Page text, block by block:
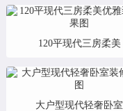
120平现代三房柔美
大户型现代轻奢卧室